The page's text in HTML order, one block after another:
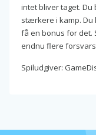
intet bliver taget.
stærkere i kamp.
få en bonus for det.
endnu flere
Spiludgiver: